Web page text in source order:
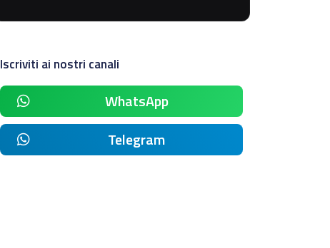
Iscriviti ai nostri canali
WhatsApp
Telegram